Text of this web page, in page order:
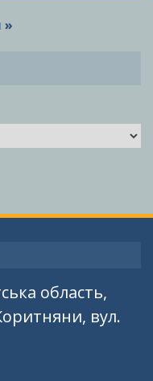
»
область,
вул.